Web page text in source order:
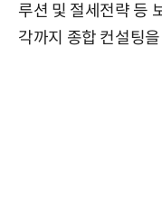
루션 및 절세전략 등
각까지 종합 컨설팅